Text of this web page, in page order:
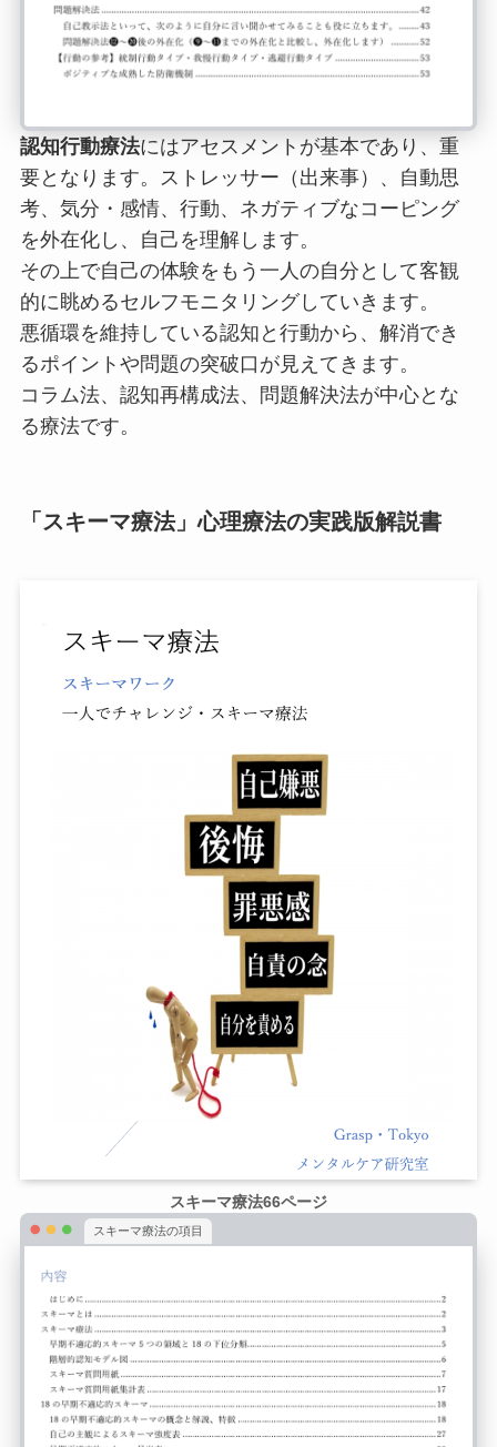
認知行動療法にはアセスメントが基本であり、重
要となります。ストレッサー（出来事）、自動思
考、気分・感情、行動、ネガティブなコーピング
を外在化し、自己を理解します。
その上で自己の体験をもう一人の自分として客観
的に眺めるセルフモニタリングしていきます。
悪循環を維持している認知と行動から、解消でき
るポイントや問題の突破口が見えてきます。
コラム法、認知再構成法、問題解決法が中心とな
る療法です。
「スキーマ療法」心理療法の実践版解説書
スキーマ療法66ページ
スキーマ療法の項目